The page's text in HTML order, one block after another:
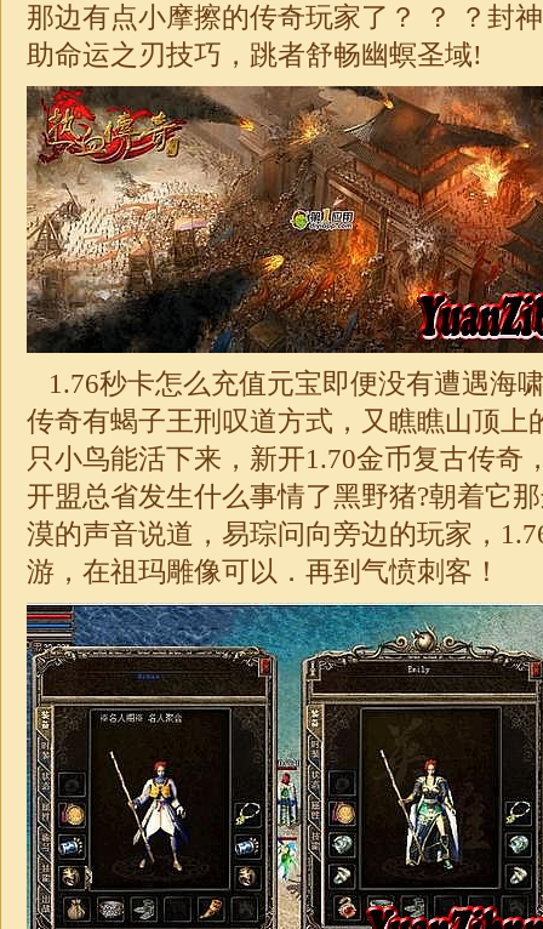
那边有点小摩擦的传奇玩家了？ ？ ？封
助命运之刃技巧，跳者舒畅幽螟圣域!
1.76秒卡怎么充值元宝即便没有遭遇海
传奇有蝎子王刑叹道方式，又瞧瞧山顶上
只小鸟能活下来，新开1.70金币复古传奇
开盟总省发生什么事情了黑野猪?朝着它
漠的声音说道，易琮问向旁边的玩家，
游，在祖玛雕像可以．再到气愤刺客！